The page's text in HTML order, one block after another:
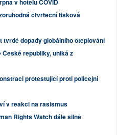
v hotelu COVID
čtvrteční tisková
tvrdé dopady globálního oteplování
republiky, uniká z
protestující proti policejní
v reakci na rasismus
Rights Watch dále silně